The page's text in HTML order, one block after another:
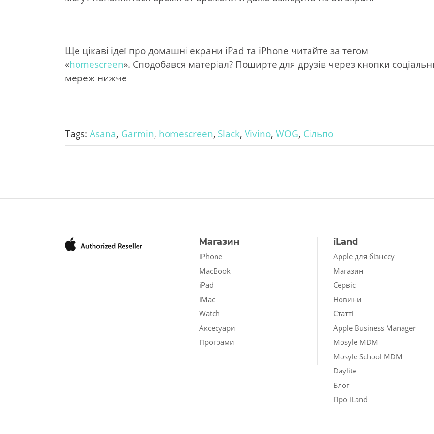
Ще цікаві ідеї про домашні екрани iPad та iPhone читайте за тегом
«homescreen». Сподобався матеріал? Поширте для друзів через кнопки
мереж нижче
Tags:Asana, Garmin, homescreen, Slack,Vivino,WOG, Сільпо
Магазин
iPhone
MacBook
iPad
iMac
Watch
Аксесуари
Програми
iLand
Apple для бізнесу
Магазин
Сервіс
Новини
Статті
Apple Business Manager
Mosyle MDM
Mosyle School MDM
Daylite
Блог
Про iLand